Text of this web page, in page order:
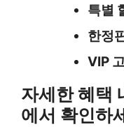
특별
한정
VIP
자세한 혜택
에서 확인하